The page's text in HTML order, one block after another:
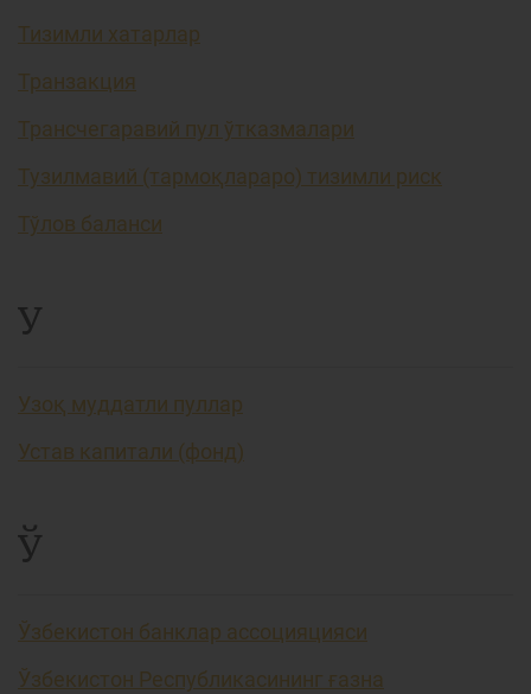
Тизимли хатарлар
Транзакция
Трансчегаравий пул ўтказмалари
Тузилмавий (тармоқлараро) тизимли риск
Тўлов баланси
У
Узоқ муддатли пуллар
Устав капитали (фонд)
Ў
Ўзбекистон банклар ассоцияцияси
Ўзбекистон Республикасининг ғазна